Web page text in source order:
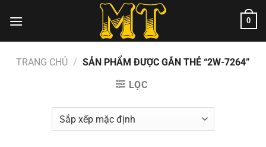
đến
0
TRANG CHỦ / SẢN PHẨM ĐƯỢC GẮN THẺ “2W-7264”
LỌC